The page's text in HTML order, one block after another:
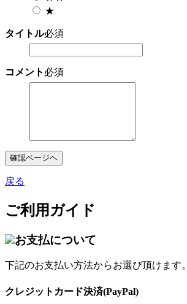
★
タイトル必須
コメント 必須
確認ページヘ
戻る
ご利用ガイド
お支払について
下記のお支払い方法からお選び頂けます。
クレジットカード決済(PayPal)